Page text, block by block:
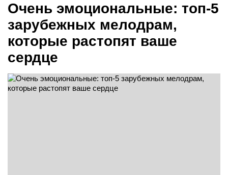
Очень эмоциональные: топ-5
зарубежных мелодрам,
которые растопят ваше
сердце